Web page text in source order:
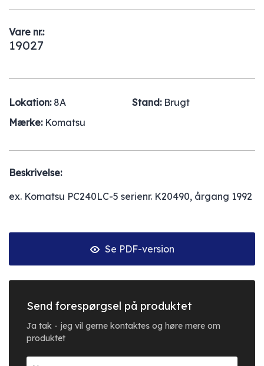
Vare nr.:
19027
Lokation: 8A Stand: Brugt
Mærke: Komatsu
Beskrivelse:
ex. Komatsu PC240LC-5 serienr. K20490, årgang 1992
Se PDF-version
Send forespørgsel på produktet
Ja tak - jeg vil gerne kontaktes og høre mere om
produktet